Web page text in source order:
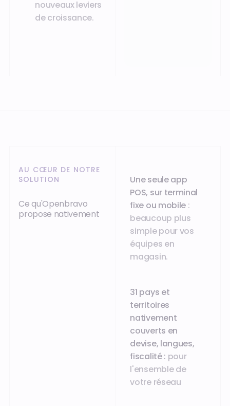
nouveaux leviers
de croissance.
AU CŒUR DE NOTRE
SOLUTION
Ce qu'Openbravo
propose nativement
Une seule app
POS, sur terminal
fixe ou mobile :
beaucoup plus
simple pour vos
équipes en
magasin.
31 pays et
territoires
nativement
couverts en
devise, langues,
fiscalité : pour
l'ensemble de
votre réseau